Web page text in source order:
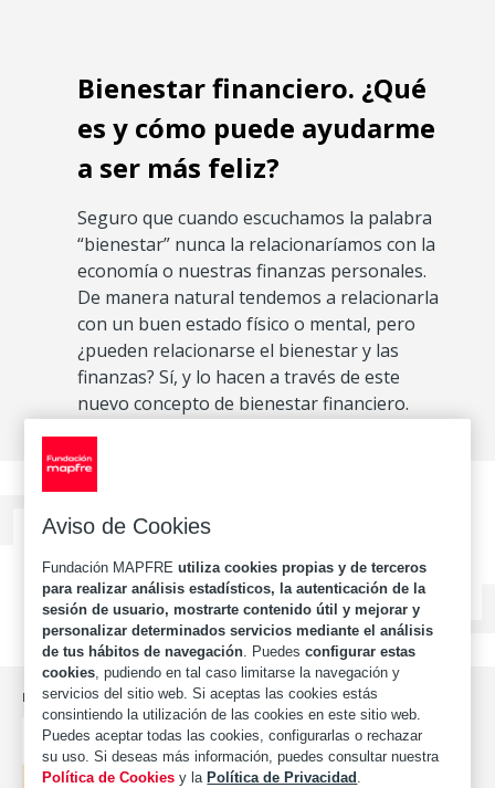
Bienestar financiero. ¿Qué
es y cómo puede ayudarme
a ser más feliz?
Seguro que cuando escuchamos la palabra
“bienestar” nunca la relacionaríamos con la
economía o nuestras finanzas personales.
De manera natural tendemos a relacionarla
con un buen estado físico o mental, pero
¿pueden relacionarse el bienestar y las
finanzas? Sí, y lo hacen a través de este
nuevo concepto de bienestar financiero.
Cómo crear tu colchón de
emergencia
INVERSIÓN
Minimalismo financiero:
cuando menos es más
Aviso de Cookies
Fundación MAPFREutiliza cookies propias y de terceros
para realizar análisis estadísticos, la autenticación de la
sesión de usuario, mostrarte contenido útil y mejorar y
personalizar determinados servicios mediante el análisis
de tus hábitos de navegación . Puedesconfigurar estas
cookies , pudiendo en tal caso limitarse la navegación y
servicios del sitio web. Si aceptas las cookies estás
consintiendo la utilización de las cookies en este sitio web.
Puedes aceptar todas las cookies, configurarlas o rechazar
su uso. Si deseas más información, puedes consultar nuestra
Política de Cookies y laPolítica de Privacidad